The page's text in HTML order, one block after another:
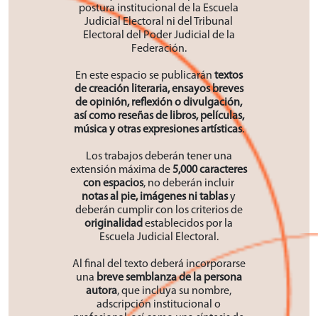
postura institucional de la Escuela
Judicial Electoral ni del Tribunal
Electoral del Poder Judicial de la
Federación.
En este espacio se publicarán textos
de creación literaria, ensayos breves
de opinión, reflexión o divulgación,
así como reseñas de libros, películas,
música y otras expresiones artísticas.
Los trabajos deberán tener una
extensión máxima de 5,000 caracteres
con espacios, no deberán incluir
notas al pie, imágenes ni tablasy
deberán cumplir con los criterios de
originalidadestablecidos por la
Escuela Judicial Electoral.
Al final del texto deberá incorporarse
una breve semblanza de la persona
autora , que incluya su nombre,
adscripción institucional o